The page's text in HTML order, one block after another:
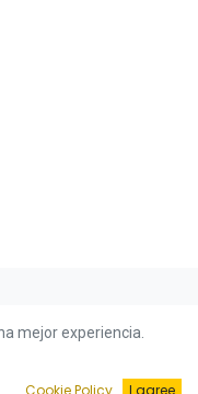
mejor experiencia.
Cookie Policy I agree